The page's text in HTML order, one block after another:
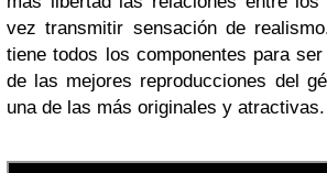
vez transmitir sensación de
tiene todos los componentes para
de las mejores reproducciones del
una de las más originales y atractivas.